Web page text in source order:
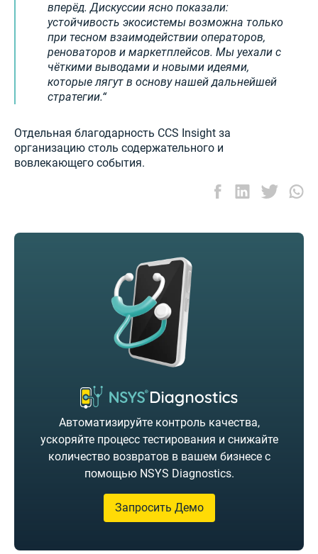
вперёд. Дискуссии ясно показали:
устойчивость экосистемы возможна только
при тесном взаимодействии операторов,
реноваторов и маркетплейсов. Мы уехали с
чёткими выводами и новыми идеями,
которые лягут в основу нашей дальнейшей
стратегии.
Отдельная благодарность CCS Insight за
организацию столь содержательного и
вовлекающего события.
Автоматизируйте контроль качества,
ускоряйте процесс тестирования и снижайте
количество возвратов в вашем бизнесе с
помощью NSYS Diagnostics.
Запросить Демо